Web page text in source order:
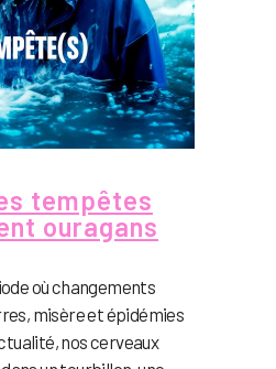
tempêtes
ouragans
où changements
misère et épidémies
nos cerveaux